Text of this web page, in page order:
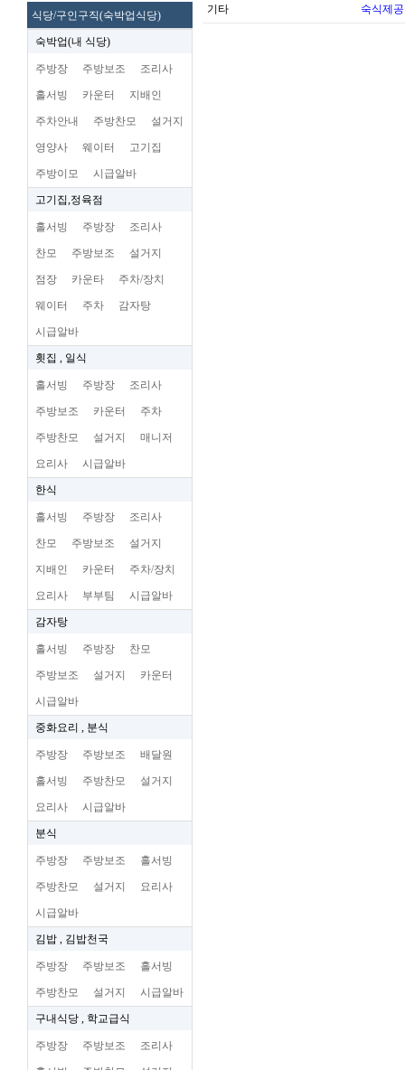
식당/구인구직(숙박업식당)
숙박업(내 식당)
주방장 주방보조 조리사
홀서빙 카운터 지배인
주차안내 주방찬모 설거지
영양사 웨이터 고기집
주방이모 시급알바
고기집,정육점
홀서빙 주방장 조리사
찬모 주방보조 설거지
점장 카운타 주차/장치
웨이터 주차 감자탕
시급알바
횟집 , 일식
홀서빙 주방장 조리사
주방보조 카운터 주차
주방찬모 설거지 매니저
요리사 시급알바
한식
홀서빙 주방장 조리사
찬모 주방보조 설거지
지배인 카운터 주차/장치
요리사 부부팀 시급알바
감자탕
홀서빙 주방장 찬모
주방보조 설거지 카운터
시급알바
중화요리 , 분식
주방장 주방보조 배달원
홀서빙 주방찬모 설거지
요리사 시급알바
분식
주방장 주방보조 홀서빙
주방찬모 설거지 요리사
시급알바
김밥 , 김밥천국
주방장 주방보조 홀서빙
주방찬모 설거지 시급알바
구내식당 , 학교급식
주방장 주방보조 조리사
기타 숙식제